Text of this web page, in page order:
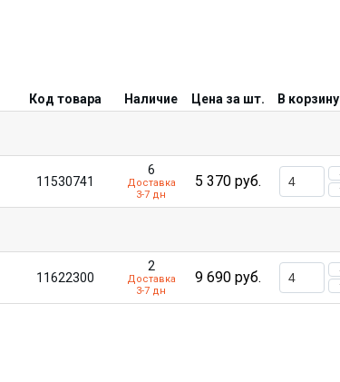
Код товара Наличие Цена за шт. В корзину
11530741
6
Доставка
3-7 дн
5 370 руб.
11622300
2
Доставка
3-7 дн
9 690 руб.